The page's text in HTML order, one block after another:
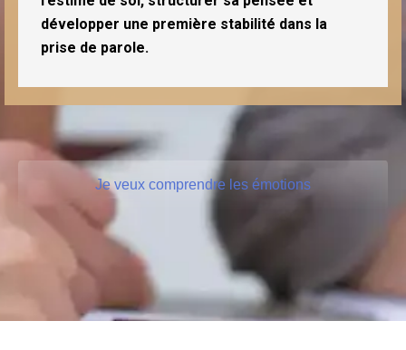
développer une première stabilité dans la
prise de parole.
Je veux comprendre les émotions